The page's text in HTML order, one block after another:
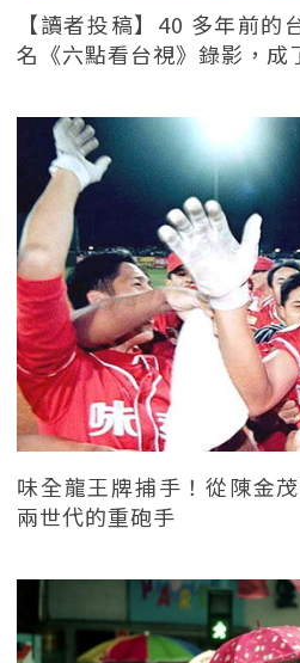
【讀者投稿】40 多年前
名《六點看台視》錄影，成
味全龍王牌捕手！從陳金
兩世代的重砲手